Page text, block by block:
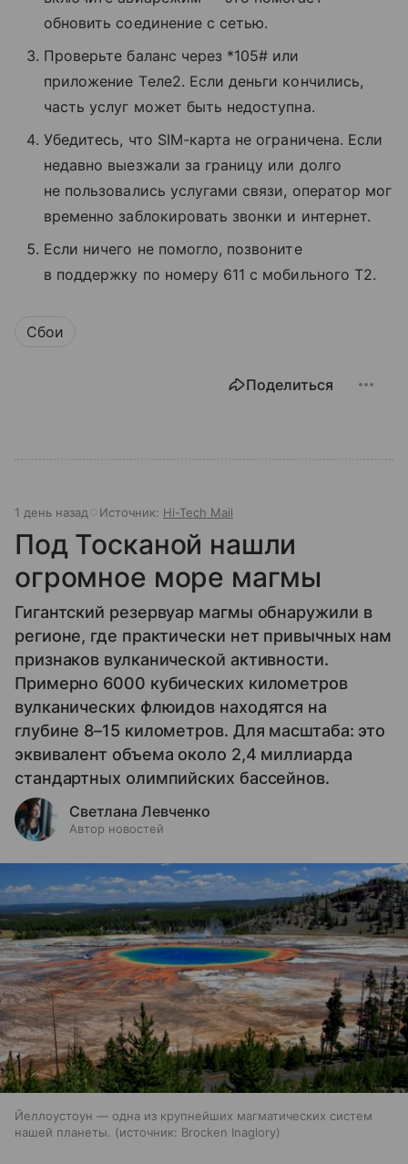
обновить соединение с сетью.
Проверьте баланс через *105# или
приложение Tеле2. Если деньги кончились,
часть услуг может быть недоступна.
Убедитесь, что SIM-карта не ограничена. Если
недавно выезжали за границу или долго
не пользовались услугами связи, оператор мог
временно заблокировать звонки и интернет.
Если ничего не помогло, позвоните
в поддержку по номеру 611 с мобильного T2.
Сбои
Поделиться
1 день назад Источник: Hi-Tech Mail
Под Тосканой нашли
огромное море магмы
Гигантский резервуар магмы обнаружили в
регионе, где практически нет привычных нам
признаков вулканической активности.
Примерно 6000 кубических километров
вулканических флюидов находятся на
глубине 8–15 километров. Для масштаба: это
эквивалент объема около 2,4 миллиарда
стандартных олимпийских бассейнов.
Светлана Левченко
Автор новостей
Йеллоустоун — одна из крупнейших магматических систем
нашей планеты.
источник: Brocken Inaglory